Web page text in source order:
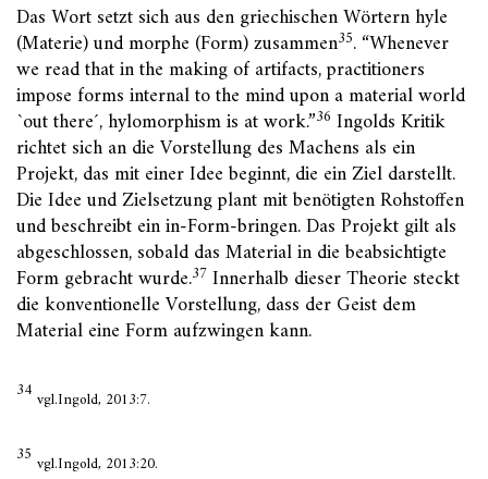
Das Wort setzt sich aus den griechischen Wörtern hyle
(Materie) und morphe (Form) zusammen35. “Whenever
we read that in the making of artifacts, practitioners
impose forms internal to the mind upon a material world
`out there´, hylomorphism is at work.”36 Ingolds Kritik
richtet sich an die Vorstellung des Machens als ein
Projekt, das mit einer Idee beginnt, die ein Ziel darstellt.
Die Idee und Zielsetzung plant mit benötigten Rohstoffen
und beschreibt ein in-Form-bringen. Das Projekt gilt als
abgeschlossen, sobald das Material in die beabsichtigte
Form gebracht wurde.37 Innerhalb dieser Theorie steckt
die konventionelle Vorstellung, dass der Geist dem
Material eine Form aufzwingen kann.
34 vgl.Ingold, 2013:7.
35 vgl.Ingold, 2013:20.